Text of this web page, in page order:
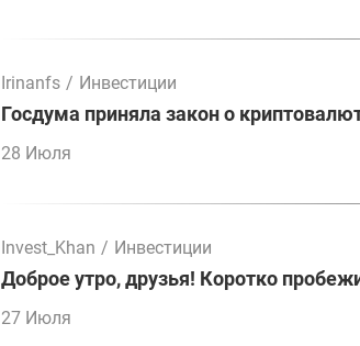
Irinanfs / Инвестиции
Госдума приняла закон о
28 Июля
Invest_Khan / Инвестиции
Доброе утро, друзья! Коротко
27 Июля